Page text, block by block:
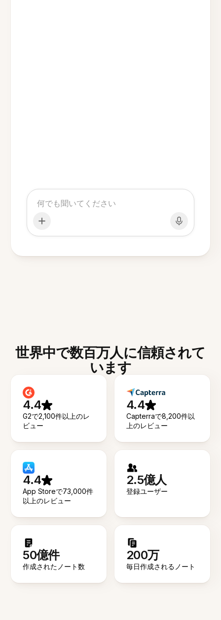
世界中で数百万人に信頼されて
います
4.4
G2で2,100件以上のレ
ビュー
4.4
Capterraで8,200件以
上のレビュー
4.4
App Storeで73,000件
以上のレビュー
2.5億人
登録ユーザー
50億件
作成されたノート数
200万
毎日作成されるノート